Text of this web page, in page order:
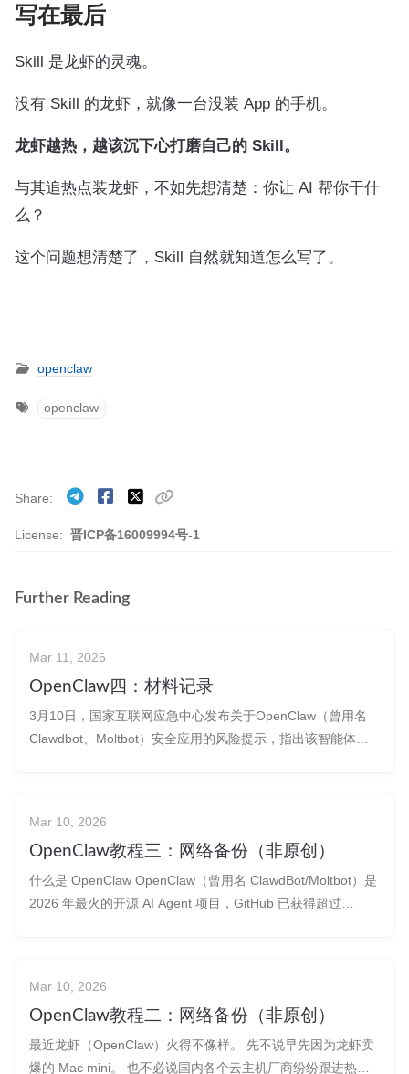
写在最后
Skill 是龙虾的灵魂。
没有 Skill 的龙虾，就像一台没装 App 的手机。
龙虾越热，越该沉下心打磨自己的 Skill。
与其追热点装龙虾，不如先想清楚：你让 AI 帮你干什
么？
这个问题想清楚了，Skill 自然就知道怎么写了。
openclaw
openclaw
License: 晋ICP备16009994号-1
Share
Further Reading
Mar 11, 2026
OpenClaw四：材料记录
3月10日，国家互联网应急中心发布关于OpenClaw（曾用名
Clawdbot、Moltbot）安全应用的风险提示，指出该智能体软
Mar 10, 2026
OpenClaw教程三：网络备份（非原创）
什么是 OpenClaw OpenClaw（曾用名 ClawdBot/Moltbot）是
2026 年最火的开源 AI Agent 项目，GitHub 已获得超过
Mar 10, 2026
OpenClaw教程二：网络备份（非原创）
最近龙虾（OpenClaw）火得不像样。 先不说早先因为龙虾卖
爆的 Mac mini。 也不必说国内各个云主机厂商纷纷跟进热